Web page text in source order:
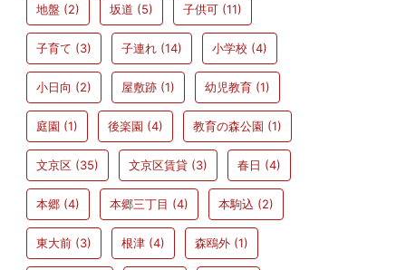
地盤 (2) 坂道 (5) 子供可 (11)
子育て (3) 子連れ (14) 小学校 (4)
小日向 (2) 屋敷跡 (1) 幼児教育 (1)
庭園 (1) 後楽園 (4) 教育の森公園 (1)
文京区 (35) 文京区賃貸 (3) 春日 (4)
本郷 (4) 本郷三丁目 (4) 本駒込 (2)
東大前 (3) 根津 (4) 森鴎外 (1)